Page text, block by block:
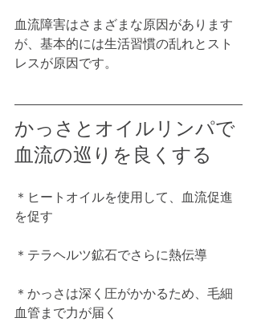
血流障害はさまざまな原因があります
が、基本的には生活習慣の乱れとスト
レスが原因です。
かっさとオイルリンパで
血流の巡りを良くする
＊ヒートオイルを使用して、血流促進
を促す
＊テラヘルツ鉱石でさらに熱伝導
＊かっさは深く圧がかかるため、毛細
血管まで力が届く